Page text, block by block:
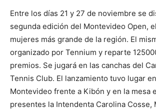
Entre los días 21 y 27 de noviembre se
segunda edición del Montevideo Open,
mujeres más grande de la región. El
organizado por Tennium y reparte
premios. Se jugará en las canchas del
Tennis Club. El lanzamiento tuvo lugar
Montevideo frente a Kibón y en la mesa
presentes la Intendenta Carolina Cosse,